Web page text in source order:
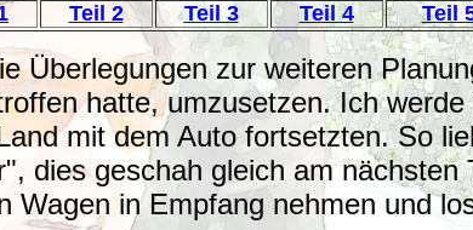
Teil 2 Teil 3 Teil 4 Teil
Überlegungen zur weiteren
hatte, umzusetzen. Ich
mit dem Auto fortsetzten. So
dies geschah gleich am nächsten
Wagen in Empfang nehmen und